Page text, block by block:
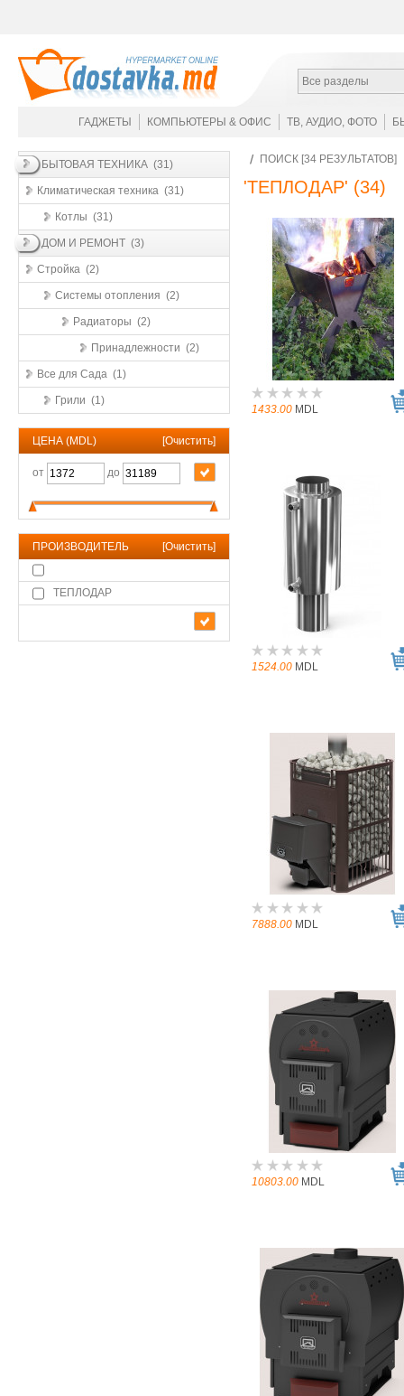
Все разделы
ГАДЖЕТЫ КОМПЬЮТЕРЫ & ОФИС ТВ, АУДИО, ФОТО
БЫТОВАЯ ТЕХНИКА (31)
Климатическая техника (31)
Котлы (31)
ДОМ И РЕМОНТ (3)
Стройка (2)
Системы отопления (2)
Радиаторы (2)
Принадлежности (2)
Все для Сада (1)
Грили (1)
ЦЕНА (MDL) [Очистить]
от до
ПРОИЗВОДИТЕЛЬ [Очистить]
ТЕПЛОДАР
ПОИСК [34 РЕЗУЛЬТАТОВ]
'ТЕПЛОДАР' (34)
1433.00 MDL
1524.00 MDL
7888.00 MDL
10803.00 MDL